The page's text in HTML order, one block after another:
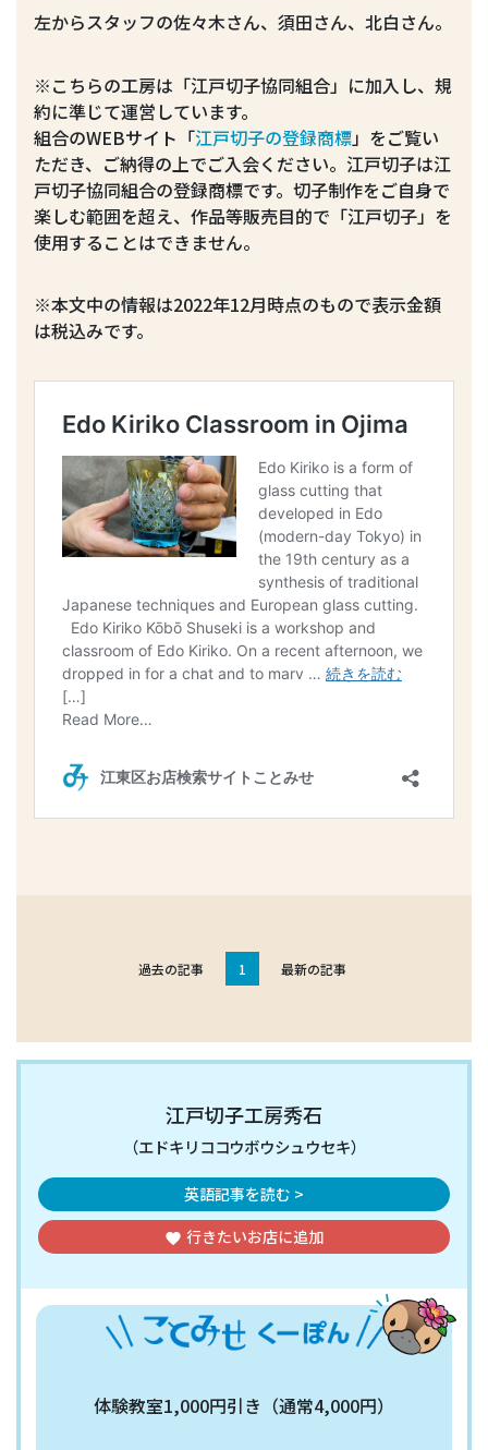
左からスタッフの佐々木さん、須田さん、北白さん。
※こちらの工房は「江戸切子協同組合」に加入し、規
約に準じて運営しています。
組合のWEBサイト「江戸切子の登録商標」をご覧い
ただき、ご納得の上でご入会ください。江戸切子は江
戸切子協同組合の登録商標です。切子制作をご自身で
楽しむ範囲を超え、作品等販売目的で「江戸切子」を
使用することはできません。
※本文中の情報は2022年12月時点のもので表示金額
は税込みです。
過去の記事 1 最新の記事
江戸切子工房秀石
（エドキリココウボウシュウセキ）
英語記事を読む >
favorite 行きたいお店に追加
体験教室1,000円引き（通常4,000円）